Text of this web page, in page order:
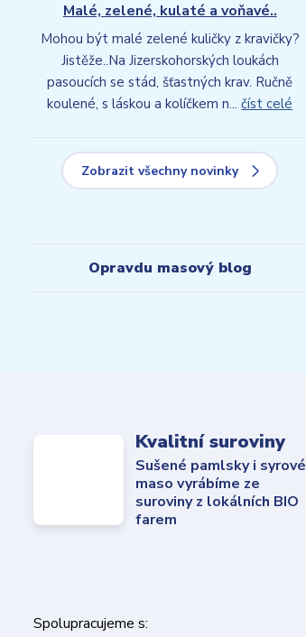
Malé, zelené, kulaté a voňavé..
Mohou být malé zelené kuličky z kravičky?
Jistěže..Na Jizerskohorských loukách
pasoucích se stád, šťastných krav. Ručně
koulené, s láskou a kolíčkem n...číst celé
Zobrazit všechny novinky
Opravdu masový blog
Kvalitní suroviny
Sušené pamlsky i syrové
maso vyrábíme ze
suroviny z lokálních BIO
farem
Spolupracujeme s: